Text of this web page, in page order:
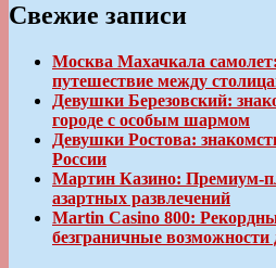
Свежие записи
Москва Махачкала
путешествие между
Девушки Березовский:
городе с особым шармом
Девушки Ростова:
России
Мартин Казино: Премиум-
азартных развлечений
Martin Casino 800:
безграничные